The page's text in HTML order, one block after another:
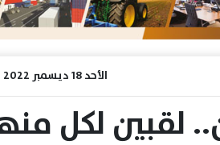
الأحد 18 ديسمبر 2022 | 02:41 م
لقبين لكل